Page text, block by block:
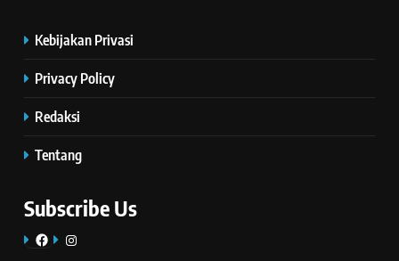
Kebijakan Privasi
Privacy Policy
Redaksi
Tentang
Subscribe Us
FacebookInstagram